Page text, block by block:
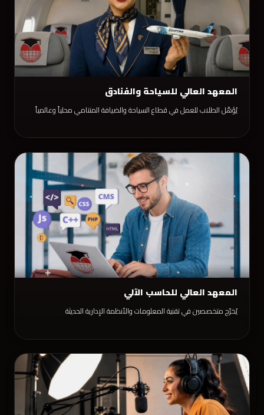
المعهد العالي للسياحة والفنادق
يُؤهّل الطلاب للعمل في قطاع السياحة والضيافة المتنامي محلياً وعالمياً
المعهد العالي للحاسب الآلي
يُخرّج متخصصين في تقنية المعلومات والأنظمة الإدارية الحديثة